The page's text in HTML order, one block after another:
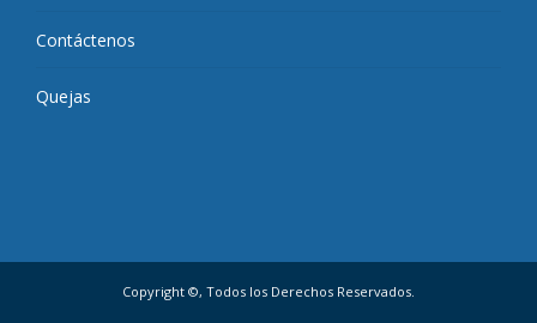
Contáctenos
Quejas
Copyright ©, Todos los Derechos Reservados.